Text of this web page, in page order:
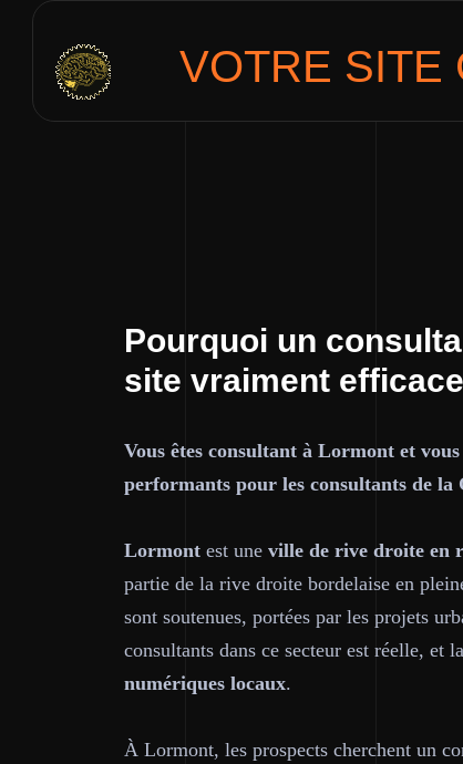
VOTRE SITE
Pourquoi un
site vraiment efficace
Vous êtes consultant à Lormont et
performants pour les consultants de la
Lormont est une ville de rive droite en
partie de la rive droite bordelaise en
sont soutenues, portées par les projets
consultants dans ce secteur est réelle, et
numériques locaux.
À Lormont, les prospects cherchent un